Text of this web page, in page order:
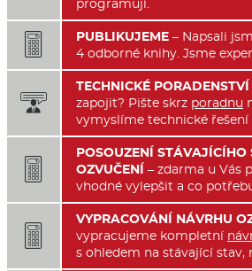
programují.
 PUBLIKUJEME – Napsali
4 odborné knihy. Jsme

TECHNICKÉ PORADENSTVÍ
zapojit? Pište skrz poradnu
vymyslíme technické řešení

POSOUZENÍ STÁVAJÍCÍHO
OZVUČENÍ – zdarma u Vás
vhodné vylepšit a co

VYPRACOVÁNÍ NÁVRHU
vypracujeme kompletní
s ohledem na stávající stav,